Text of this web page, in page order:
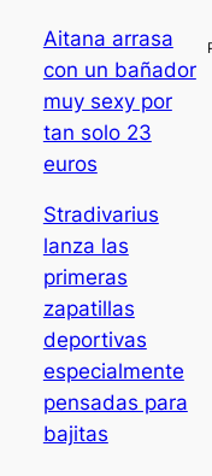
Aitana arrasa
con un bañador
muy sexy por
tan solo 23
euros
Stradivarius
lanza las
primeras
zapatillas
deportivas
especialmente
pensadas para
bajitas